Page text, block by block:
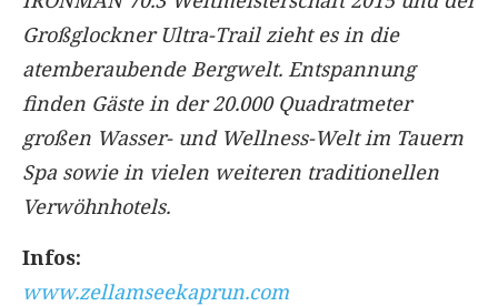
Großglockner Ultra-Trail zieht es in die
atemberaubende Bergwelt. Entspannung
finden Gäste in der 20.000 Quadratmeter
großen Wasser- und Wellness-Welt im Tauern
Spa sowie in vielen weiteren traditionellen
Verwöhnhotels.
Infos:
www.zellamseekaprun.com